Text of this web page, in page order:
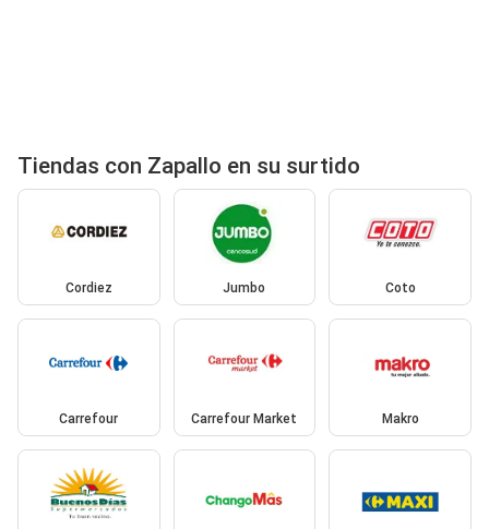
Tiendas con Zapallo en su surtido
Cordiez Jumbo Coto
Carrefour Carrefour Market Makro